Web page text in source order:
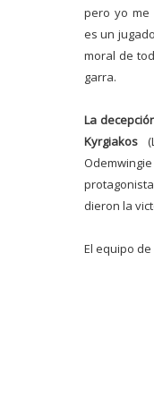
pero yo me
es un
moral de
garra.
La
Kyrgiakos
dieron la
El equipo